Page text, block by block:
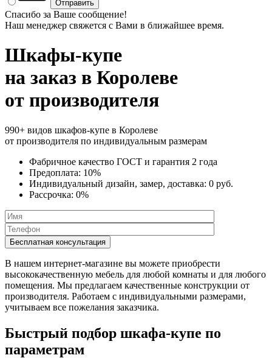
Спасибо за Ваше сообщение!
Наш менеджер свяжется с Вами в ближайшее время.
Шкафы-купе
на заказ в Королеве
от производителя
990+ видов шкафов-купе в Королеве
от производителя по индивидуальным размерам
Фабричное качество ГОСТ и гарантия 2 года
Предоплата: 10%
Индивидуальный дизайн, замер, доставка: 0 руб.
Рассрочка: 0%
В нашем интернет-магазине вы можете приобрести
высококачественную мебель для любой комнаты и для любого
помещения. Мы предлагаем качественные конструкции от
производителя. Работаем с индивидуальными размерами,
учитываем все пожелания заказчика.
Быстрый подбор шкафа-купе по
параметрам